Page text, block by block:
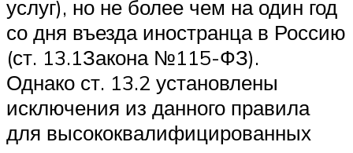
услуг), но не более чем на один год
со дня въезда иностранца в Россию
(ст. 13.1Закона №115-ФЗ).
Однако ст. 13.2 установлены
исключения из данного правила
для высококвалифицированных